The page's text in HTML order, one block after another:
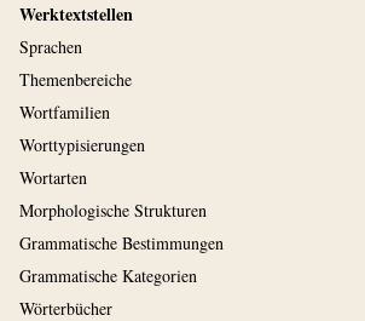
Werktextstellen
Sprachen
Themenbereiche
Wortfamilien
Worttypisierungen
Wortarten
Morphologische Strukturen
Grammatische Bestimmungen
Grammatische Kategorien
Wörterbücher